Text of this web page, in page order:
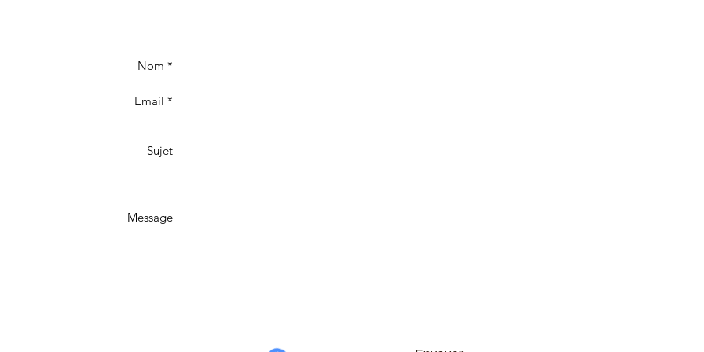
Nom *
Email *
Sujet
Message